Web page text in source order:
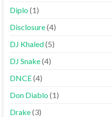
Diplo(1)
Disclosure(4)
DJ Khaled(5)
DJ Snake(4)
DNCE(4)
Don Diablo(1)
Drake(3)